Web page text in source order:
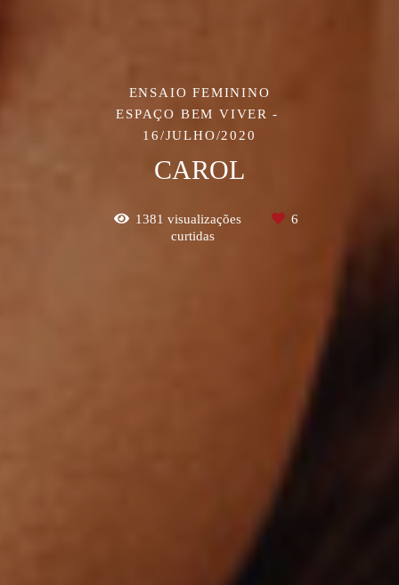
ENSAIO FEMININO
ESPAÇO BEM VIVER
16/JULHO/2020
CAROL
1381 visualizações
6
curtidas